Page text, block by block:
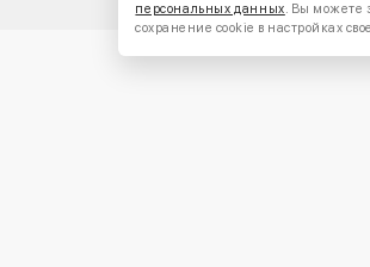
персональных данных. Вы можете
сохранение cookie в настройках